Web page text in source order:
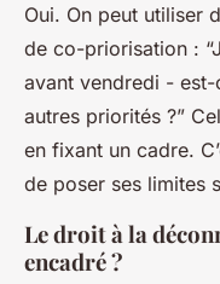
Oui. On peut utiliser
de co-priorisation :
avant vendredi -
autres priorités ?”
en fixant un cadre.
de poser ses limites
Le droit à la
encadré ?